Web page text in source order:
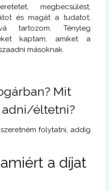
megbecsülést,
és magát a tudatot,
tartozom. Tényleg
kaptam, amiket a
másoknak.
Mit
adni/éltetni?
folytatni, addig
a díjat